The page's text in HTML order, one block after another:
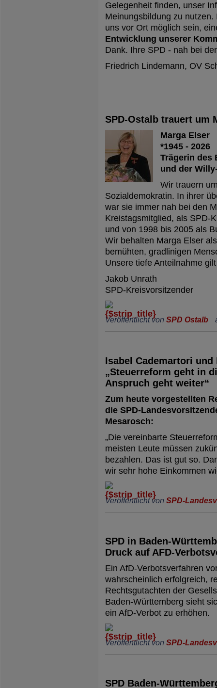
Gelegenheit finden, unser
Meinungsbildung zu
uns vor Ort möglich sein,
Entwicklung unserer
Dank. Ihre SPD - nah bei
Friedrich Lindemann, OV
SPD-Ostalb trauert um
Marga Elser
*1945 - 2026
Trägerin des
und der
Wir trauern
Sozialdemokratin. In ihrer
war sie immer nah bei den
Kreistagsmitglied, als SPD-
und von 1998 bis 2005 als
Wir behalten Marga Elser
bemühten, gradlinigen
Unsere tiefe Anteilnahme
Jakob Unrath
SPD-Kreisvorsitzender
Veröffentlicht von SPD Ostalb
Isabel Cademartori
„Steuerreform geht in
Anspruch geht weiter“
Zum heute vorgestellten
die SPD-
Mesarosch:
„Die vereinbarte
meisten Leute müssen
bezahlen. Das ist gut so.
wir sehr hohe Einkommen
Veröffentlicht von SPD-
SPD in Baden-
Druck auf AFD-
Ein AfD-Verbotsverfahren
wahrscheinlich erfolgreich,
Rechtsgutachten der
Baden-Württemberg sieht
ein AfD-Verbot zu erhöhen.
Veröffentlicht von SPD-
SPD Baden-